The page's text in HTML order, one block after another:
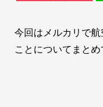
今回はメルカリで
ことについてまと